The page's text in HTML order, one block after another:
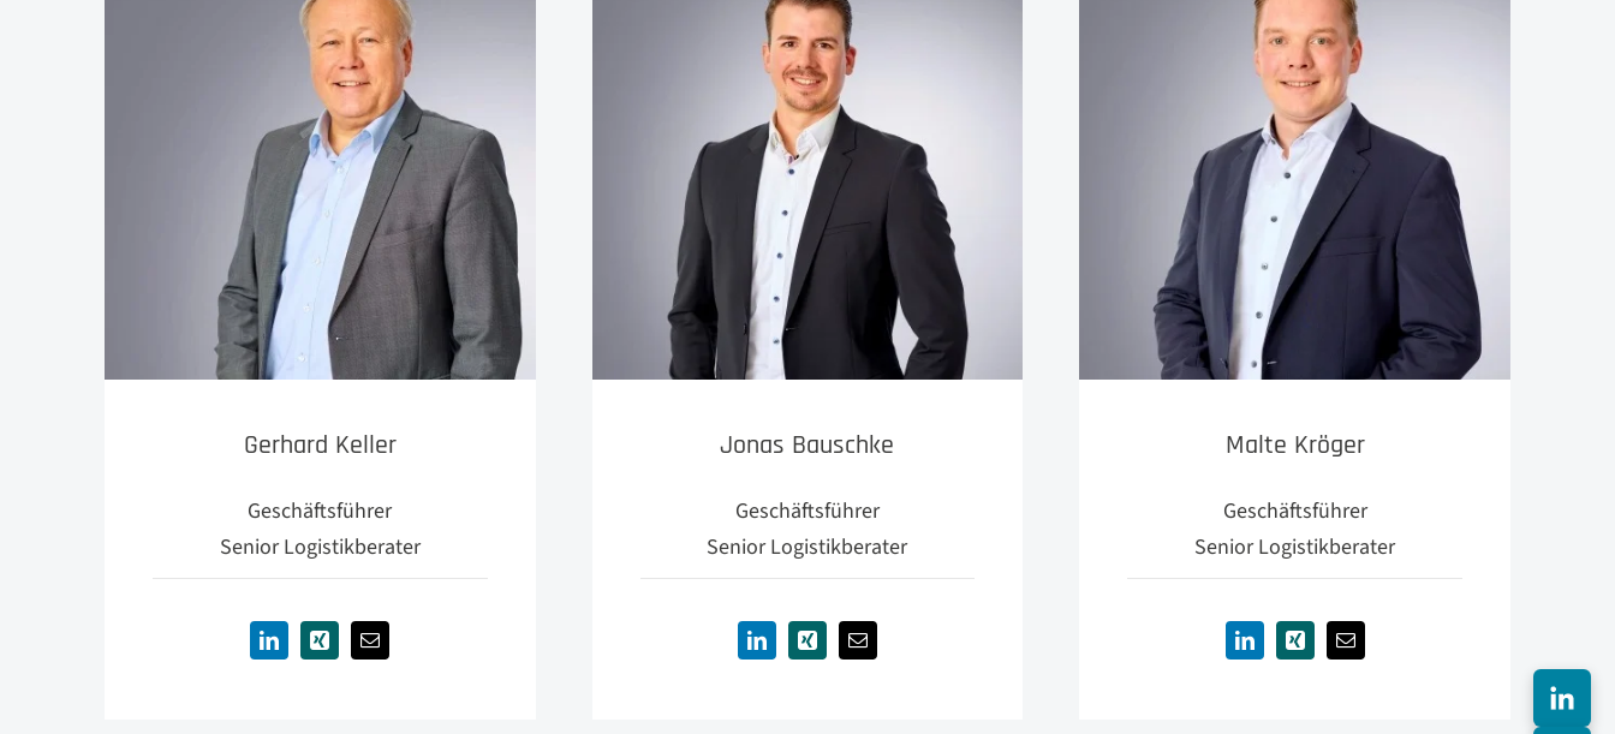
Gerhard Keller
Geschäftsführer
Senior Logistikberater
Jonas Bauschke
Geschäftsführer
Senior Logistikberater
Malte Kröger
Geschäftsführer
Senior Logistikberater